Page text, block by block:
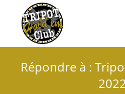
Répondre à :